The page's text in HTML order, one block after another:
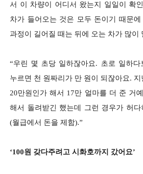
서 이 차량이 어디서 왔는지 일일이 확
차가 들어오는 것은 모두 돈이기 때문
과정이 길어질 때는 뒤에 오는 차가 많이
“우린 몇 초당 일하잖아요. 초로 일하다
누르면 천 원짜리가 만 원이 되잖아요.
20만원인가 해서 17만 얼마를 더 준 거
해서 돌려받긴 했는데 그런 경우가 허
(월급에서 돈을 제함).”
‘100원 갖다주려고 시화호까지 갔어요’